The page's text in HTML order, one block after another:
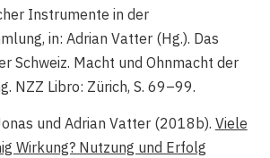
Instrumente in der
in: Adrian Vatter (Hg.). Das
Schweiz. Macht und Ohnmacht der
NZZ Libro: Zürich, S. 69–99.
und Adrian Vatter (2018b). Viele
Wirkung? Nutzung und Erfolg